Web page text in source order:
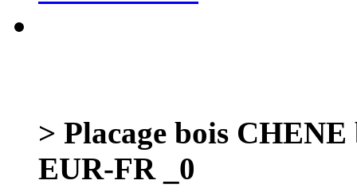
> Placage bois
EUR-FR _0